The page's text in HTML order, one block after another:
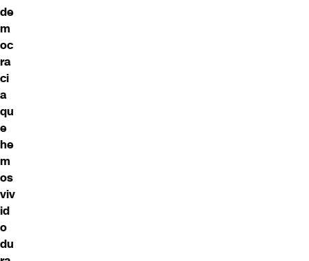
de
m
oc
ra
ci
a
qu
e
he
m
os
viv
id
o
du